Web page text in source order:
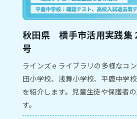
秋田県 横手市活用実践集
号
ラインズｅライブラリの多様なコ
田小学校、浅舞小学校、平鹿中学
を紹介します。児童生徒や保護者
す。